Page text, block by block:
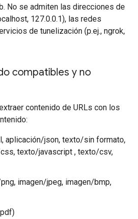
No se admiten las direcciones de
127.0.0.1), las redes
de tunelización (p.ej., ngrok,
compatibles y no
contenido de URLs con los
aplicación/json, texto/sin formato,
texto/javascript , texto/csv,
imagen/jpeg, imagen/bmp,